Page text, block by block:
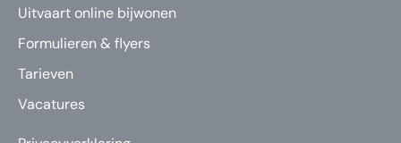
Uitvaart online bijwonen
Formulieren & flyers
Tarieven
Vacatures